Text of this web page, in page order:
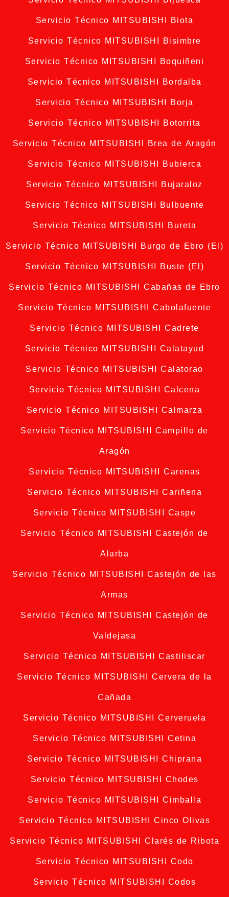
Servicio Técnico MITSUBISHI Biota
Servicio Técnico MITSUBISHI Bisimbre
Servicio Técnico MITSUBISHI Boquiñeni
Servicio Técnico MITSUBISHI Bordalba
Servicio Técnico MITSUBISHI Borja
Servicio Técnico MITSUBISHI Botorrita
Servicio Técnico MITSUBISHI Brea de Aragón
Servicio Técnico MITSUBISHI Bubierca
Servicio Técnico MITSUBISHI Bujaraloz
Servicio Técnico MITSUBISHI Bulbuente
Servicio Técnico MITSUBISHI Bureta
Servicio Técnico MITSUBISHI Burgo de Ebro (El)
Servicio Técnico MITSUBISHI Buste (El)
Servicio Técnico MITSUBISHI Cabañas de Ebro
Servicio Técnico MITSUBISHI Cabolafuente
Servicio Técnico MITSUBISHI Cadrete
Servicio Técnico MITSUBISHI Calatayud
Servicio Técnico MITSUBISHI Calatorao
Servicio Técnico MITSUBISHI Calcena
Servicio Técnico MITSUBISHI Calmarza
Servicio Técnico MITSUBISHI Campillo de
Aragón
Servicio Técnico MITSUBISHI Carenas
Servicio Técnico MITSUBISHI Cariñena
Servicio Técnico MITSUBISHI Caspe
Servicio Técnico MITSUBISHI Castejón de
Alarba
Servicio Técnico MITSUBISHI Castejón de las
Armas
Servicio Técnico MITSUBISHI Castejón de
Valdejasa
Servicio Técnico MITSUBISHI Castiliscar
Servicio Técnico MITSUBISHI Cervera de la
Cañada
Servicio Técnico MITSUBISHI Cerveruela
Servicio Técnico MITSUBISHI Cetina
Servicio Técnico MITSUBISHI Chiprana
Servicio Técnico MITSUBISHI Chodes
Servicio Técnico MITSUBISHI Cimballa
Servicio Técnico MITSUBISHI Cinco Olivas
Servicio Técnico MITSUBISHI Clarés de Ribota
Servicio Técnico MITSUBISHI Codo
Servicio Técnico MITSUBISHI Codos